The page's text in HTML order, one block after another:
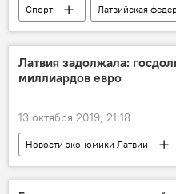
Спорт
Латвийская
Латвия
Будапешт
Латвия задолжала:
миллиардов евро
13 октября 2019, 21:18
Новости экономики Латвии
Латвия